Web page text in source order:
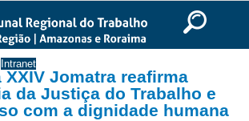
Ir para o rodapé
Intranet
Início >> Notícias
XXIV Jomatra reafirma
da Justiça do Trabalho e
com a dignidade humana